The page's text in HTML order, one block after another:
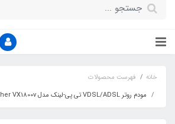
خانه
فهرست محصولات
مودم روتر VDSL/ADSL تی پی-لینک مدل Archer VX1800v